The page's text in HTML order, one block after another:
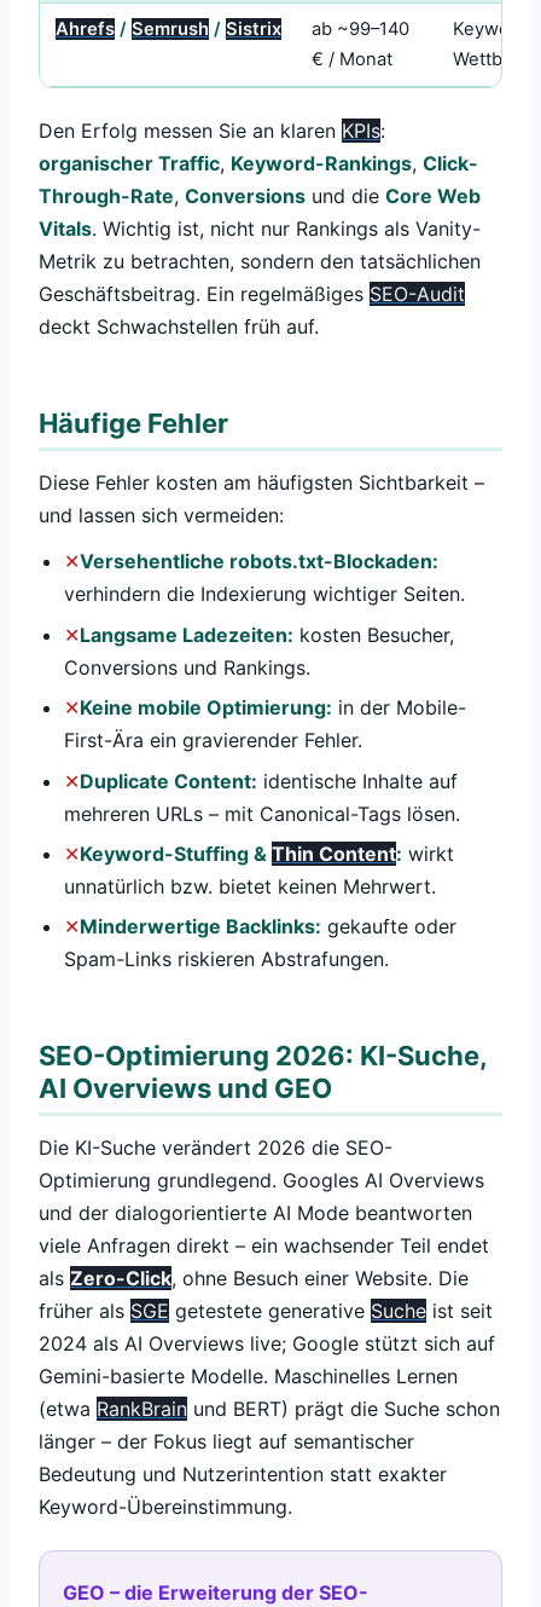
Ahrefs/ Semrush / Sistrix
ab ~99–140
€ / Monat
Den Erfolg messen Sie an klaren KPIs:
organischer Traffic, Keyword-Rankings, Click-
Through-Rate, Conversions und die Core Web
Vitals. Wichtig ist, nicht nur Rankings als Vanity-
Metrik zu betrachten, sondern den tatsächlichen
Geschäftsbeitrag. Ein regelmäßiges SEO-Audit
deckt Schwachstellen früh auf.
Häufige Fehler
Diese Fehler kosten am häufigsten Sichtbarkeit –
und lassen sich vermeiden:
Versehentliche robots.txt-Blockaden:
verhindern die Indexierung wichtiger Seiten.
Langsame Ladezeiten: kosten Besucher,
Conversions und Rankings.
Keine mobile Optimierung: in der Mobile-
First-Ära ein gravierender Fehler.
Duplicate Content: identische Inhalte auf
mehreren URLs – mit Canonical-Tags lösen.
Keyword-Stuffing & Thin Content: wirkt
unnatürlich bzw. bietet keinen Mehrwert.
Minderwertige Backlinks: gekaufte oder
Spam-Links riskieren Abstrafungen.
SEO-Optimierung 2026: KI-Suche,
AI Overviews und GEO
Die KI-Suche verändert 2026 die SEO-
Optimierung grundlegend. Googles AI Overviews
und der dialogorientierte AI Mode beantworten
viele Anfragen direkt – ein wachsender Teil endet
als Zero-Click, ohne Besuch einer Website. Die
früher als SGE getestete generative Suche ist seit
2024 als AI Overviews live; Google stützt sich auf
Gemini-basierte Modelle. Maschinelles Lernen
(etwa RankBrain und BERT) prägt die Suche schon
länger – der Fokus liegt auf semantischer
Bedeutung und Nutzerintention statt exakter
Keyword-Übereinstimmung.
GEO – die Erweiterung der SEO-